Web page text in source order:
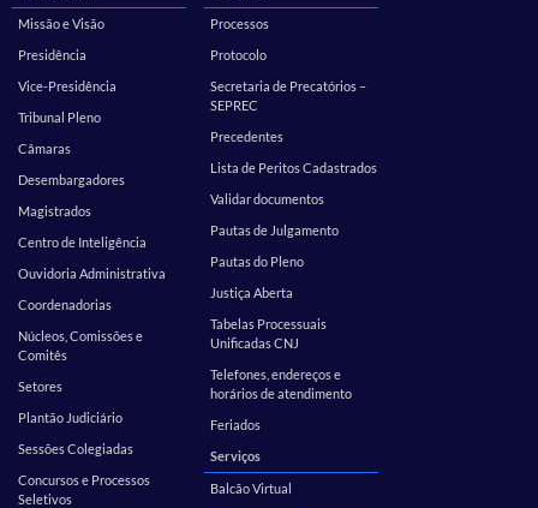
Missão e Visão
Presidência
Vice-Presidência
Tribunal Pleno
Câmaras
Desembargadores
Magistrados
Centro de Inteligência
Ouvidoria Administrativa
Coordenadorias
Núcleos, Comissões e
Comitês
Setores
Plantão Judiciário
Sessões Colegiadas
Concursos e Processos
Seletivos
Processos
Protocolo
Secretaria de Precatórios –
SEPREC
Precedentes
Lista de Peritos Cadastrados
Validar documentos
Pautas de Julgamento
Pautas do Pleno
Justiça Aberta
Tabelas Processuais
Unificadas CNJ
Telefones, endereços e
horários de atendimento
Feriados
Serviços
Balcão Virtual